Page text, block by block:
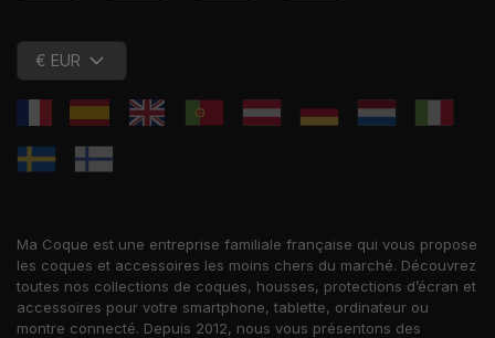
€ EUR
Ma Coque est une entreprise familiale française qui vous propose
les coques et accessoires les moins chers du marché. Découvrez
toutes nos collections de coques, housses, protections d’écran et
accessoires pour votre smartphone, tablette, ordinateur ou
montre connecté. Depuis 2012, nous vous présentons des